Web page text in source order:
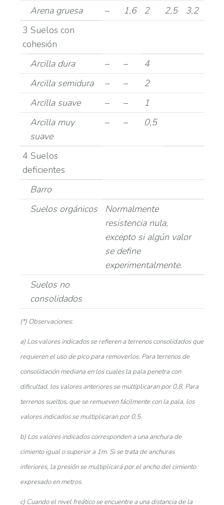
Arena gruesa
– 1,6 2 2,5
3,2
3 Suelos con
cohesión
Arcilla dura
– –
4
Arcilla semidura
– –
2
Arcilla suave
– –
1
Arcilla muy
suave
– – 0,5
4 Suelos
deficientes
Barro
Suelos orgánicos
Normalmente
resistencia nula,
excepto si algún valor
se define
experimentalmente.
Suelos no
consolidados
(*) Observaciones:
a) Los valores indicados se refieren a terrenos consolidados que
requieren el uso de pico para removerlos. Para terrenos de
consolidación mediana en los cuales la pala penetra con
dificultad, los valores anteriores se multiplicaran por 0,8. Para
terrenos sueltos, que se remueven fácilmente con la pala, los
valores indicados se multiplicaran por 0,5.
b) Los valores indicados corresponden a una anchura de
cimiento igual o superior a 1m. Si se trata de anchuras
inferiores, la presión se multiplicará por el ancho del cimiento
expresado en metros.
c) Cuando el nivel freático se encuentre a una distancia de la